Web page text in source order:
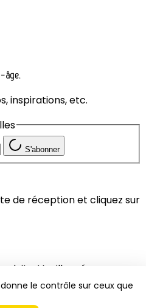
âge.
inspirations, etc.
S'abonner
de réception et cliquez sur
Veuillez réessayer.
le contrôle sur ceux que